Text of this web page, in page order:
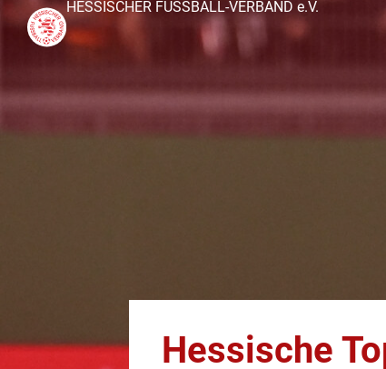
HESSISCHER FUSSBALL-VERBAND e.V.
Hessische